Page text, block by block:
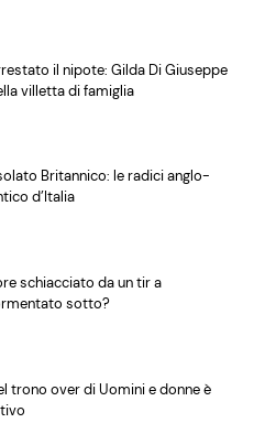
il nipote: Gilda Di Giuseppe
villetta di famiglia
Britannico: le radici anglo-
d’Italia
schiacciato da un tir a
sotto?
trono over di Uomini e donne è